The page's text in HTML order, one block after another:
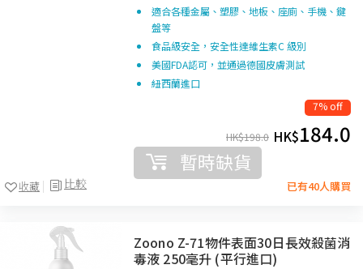
比較
收藏
適合各種金屬、塑膠、地板、座廁、手機、鍵
盤等
食品級安全，安全性達維生素C 級別
美國FDA認可，並通過德國皮膚測試
紐西蘭進口
7% off
HK$198.0 HK$184.0
暫時缺貨
已有40人購買
Zoono Z-71物件表面30日長效殺菌消
毒液 250毫升 (平行進口)